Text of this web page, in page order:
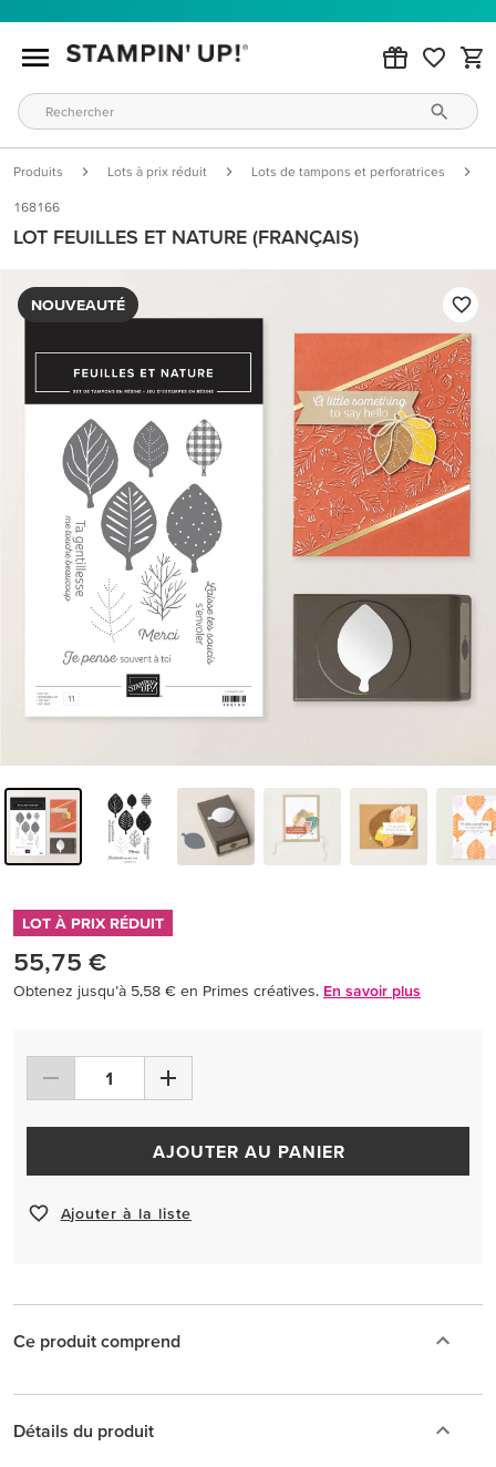
Produits Lots à prix réduit Lots de tampons et perforatrices
168166
LOT FEUILLES ET NATURE (FRANÇAIS)
NOUVEAUTÉ
LOT À PRIX RÉDUIT
55,75 €
Obtenez jusqu’à 5,58 € en Primes créatives. En savoir plus
AJOUTER AU PANIER
Ajouter à la liste
Ce produit comprend
Détails du produit